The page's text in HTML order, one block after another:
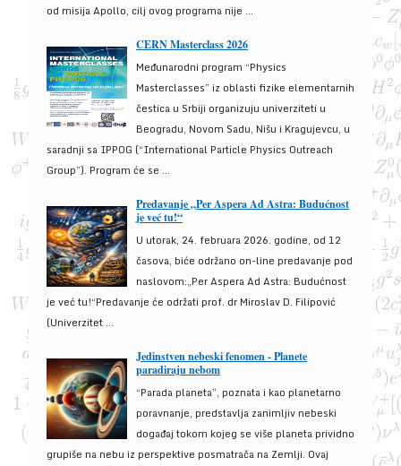
od misija Apollo, cilj ovog programa nije ...
CERN Masterclass 2026
Međunarodni program “Physics
Masterclasses” iz oblasti fizike elementarnih
čestica u Srbiji organizuju univerziteti u
Beogradu, Novom Sadu, Nišu i Kragujevcu, u
saradnji sa IPPOG (“International Particle Physics Outreach
Group”). Program će se ...
Predavanje „Per Aspera Ad Astra: Budućnost
je već tu!“
U utorak, 24. februara 2026. godine, od 12
časova, biće održano on-line predavanje pod
naslovom:„Per Aspera Ad Astra: Budućnost
je već tu!“Predavanje će održati prof. dr Miroslav D. Filipović
(Univerzitet ...
Jedinstven nebeski fenomen - Planete
paradiraju nebom
“Parada planeta”, poznata i kao planetarno
poravnanje, predstavlja zanimljiv nebeski
događaj tokom kojeg se više planeta prividno
grupiše na nebu iz perspektive posmatrača na Zemlji. Ovaj